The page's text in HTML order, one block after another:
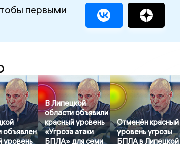
первыми
объявлен
уровень
В Липецкой
области объявили
красный уровень
«Угроза атаки
БПЛА» для семи
Отменён красный
уровень угрозы
БПЛА в Липецкой